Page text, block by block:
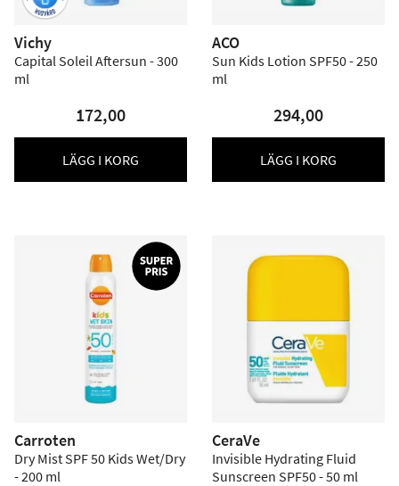
Vichy
Capital Soleil Aftersun - 300
ml
172,00
LÄGG I KORG
ACO
Sun Kids Lotion SPF50 - 250
ml
294,00
LÄGG I KORG
Carroten
Dry Mist SPF 50 Kids Wet/Dry
- 200 ml
CeraVe
Invisible Hydrating Fluid
Sunscreen SPF50 - 50 ml